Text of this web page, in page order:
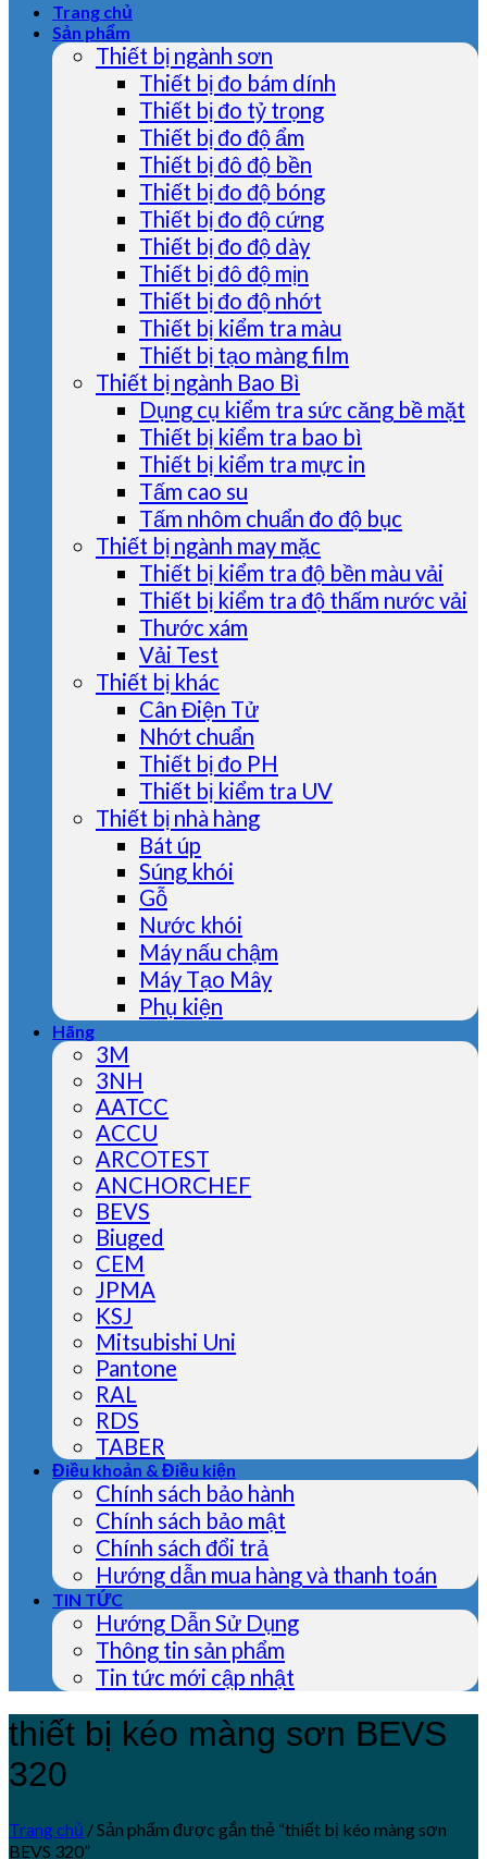
Trang chủ
Sản phẩm
Thiết bị ngành sơn
Thiết bị đo bám dính
Thiết bị đo tỷ trọng
Thiết bị đo độ ẩm
Thiết bị đô độ bền
Thiết bị đo độ bóng
Thiết bị đo độ cứng
Thiết bị đo độ dày
Thiết bị đô độ mịn
Thiết bị đo độ nhớt
Thiết bị kiểm tra màu
Thiết bị tạo màng film
Thiết bị ngành Bao Bì
Dụng cụ kiểm tra sức căng bề mặt
Thiết bị kiểm tra bao bì
Thiết bị kiểm tra mực in
Tấm cao su
Tấm nhôm chuẩn đo độ bục
Thiết bị ngành may mặc
Thiết bị kiểm tra độ bền màu vải
Thiết bị kiểm tra độ thấm nước vải
Thước xám
Vải Test
Thiết bị khác
Cân Điện Tử
Nhớt chuẩn
Thiết bị đo PH
Thiết bị kiểm tra UV
Thiết bị nhà hàng
Bát úp
Súng khói
Gỗ
Nước khói
Máy nấu chậm
Máy Tạo Mây
Phụ kiện
Hãng
3M
3NH
AATCC
ACCU
ARCOTEST
ANCHORCHEF
BEVS
Biuged
CEM
JPMA
KSJ
Mitsubishi Uni
Pantone
RAL
RDS
TABER
Điều khoản & Điều kiện
Chính sách bảo hành
Chính sách bảo mật
Chính sách đổi trả
Hướng dẫn mua hàng và thanh toán
TIN TỨC
Hướng Dẫn Sử Dụng
Thông tin sản phẩm
Tin tức mới cập nhật
thiết bị kéo màng sơn BEVS
320
Trang chủ /Sản phẩm được gắn thẻ “thiết bị kéo màng sơn
BEVS 320”